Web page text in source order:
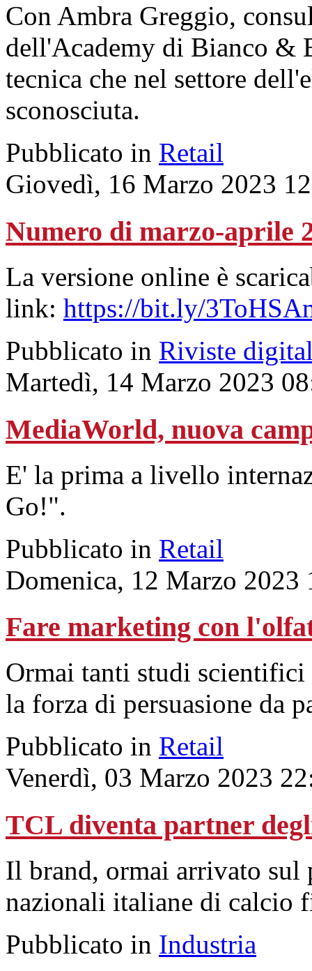
Con Ambra Greggio,
dell'Academy di Bianco &
tecnica che nel settore
sconosciuta.
Pubblicato in Retail
Giovedì, 16 Marzo 2023
Numero di marzo-aprile
La versione online è
link: https://bit.ly/
Pubblicato in Riviste
Martedì, 14 Marzo 2023
MediaWorld, nuova
E' la prima a livello
Go!".
Pubblicato in Retail
Domenica, 12 Marzo 2023
Fare marketing con
Ormai tanti studi
la forza di persuasione da
Pubblicato in Retail
Venerdì, 03 Marzo 2023
TCL diventa partner
Il brand, ormai arrivato
nazionali italiane di calcio
Pubblicato in Industria